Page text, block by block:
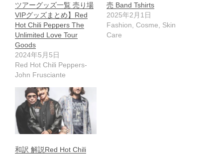
ツアーグッズ一覧 売り場
VIPグッズまとめ】Red
Hot Chili Peppers The
Unlimited Love Tour
Goods
2024年5月5日
Red Hot Chili Peppers-
John Frusciante
売 Band Tshirts
2025年2月1日
Fashion, Cosme, Skin
Care
和訳 解説Red Hot Chili